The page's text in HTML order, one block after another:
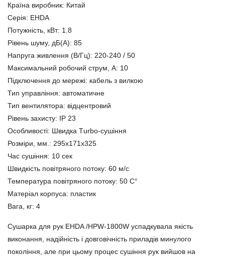
Країна виробник: Китай
Серія: EHDA
Потужність, кВт: 1.8
Рівень шуму, дБ(А): 85
Напруга живлення (В/Гц): 220-240 / 50
Максимальний робочий струм, А: 10
Підключення до мережі: кабель з вилкою
Тип управління: автоматичне
Тип вентилятора: відцентровий
Рівень захисту: IP 23
Особливості: Швидка Тurbo-сушіння
Розміри, мм.: 295х171х325
Час сушіння: 10 сек
Швидкість повітряного потоку: 60 м/с
Температура повітряного потоку: 50 С°
Матеріал корпуса: пластик
Вага, кг: 4
Сушарка для рук EHDA /HPW-1800W успадкувала якість
виконання, надійність і довговічність приладів минулого
покоління, але при цьому процес сушіння рук вийшов на